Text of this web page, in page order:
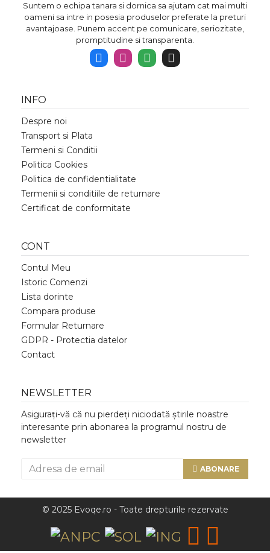
Suntem o echipa tanara si dornica sa ajutam cat mai multi
oameni sa intre in posesia produselor preferate la preturi
avantajoase. Punem accent pe comunicare, seriozitate,
promptitudine si transparenta.
INFO
Despre noi
Transport si Plata
Termeni si Conditii
Politica Cookies
Politica de confidentialitate
Termenii si conditiile de returnare
Certificat de conformitate
CONT
Contul Meu
Istoric Comenzi
Lista dorinte
Compara produse
Formular Returnare
GDPR - Protectia datelor
Contact
NEWSLETTER
Asigurați-vă că nu pierdeți niciodată știrile noastre
interesante prin abonarea la programul nostru de
newsletter
ABONARE
© 2025 Evoqe.ro - Toate drepturile rezervate